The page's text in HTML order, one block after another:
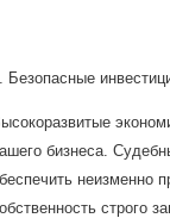
Безопасные
бизнеса.
неизменно
строго